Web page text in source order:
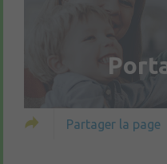
Partager la page